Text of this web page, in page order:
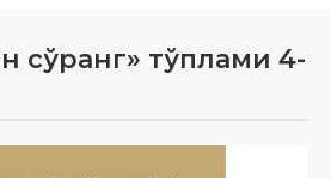
сўранг» тўплами 4-